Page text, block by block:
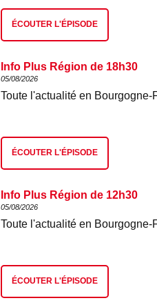
ÉCOUTER L'ÉPISODE
Info Plus Région de 18h30
05/08/2026
Toute l'actualité en Bourgogne-
ÉCOUTER L'ÉPISODE
Info Plus Région de 12h30
05/08/2026
Toute l'actualité en Bourgogne-
ÉCOUTER L'ÉPISODE